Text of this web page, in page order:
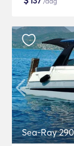
Sea-Ray